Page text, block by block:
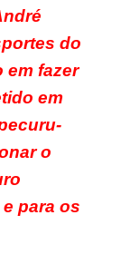
do
em fazer
em
o
para os